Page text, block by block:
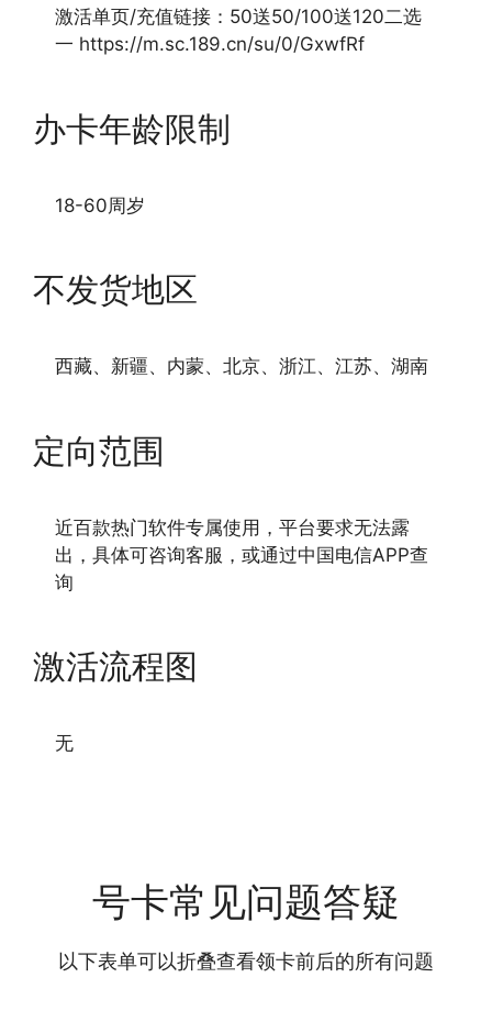
激活单页/充值链接：50送50/100送120二选
一 https://m.sc.189.cn/su/0/GxwfRf
办卡年龄限制
18-60周岁
不发货地区
西藏、新疆、内蒙、北京、浙江、江苏、湖南
定向范围
近百款热门软件专属使用，平台要求无法露
出，具体可咨询客服，或通过中国电信APP查
询
激活流程图
无
号卡常见问题答疑
以下表单可以折叠查看领卡前后的所有问题